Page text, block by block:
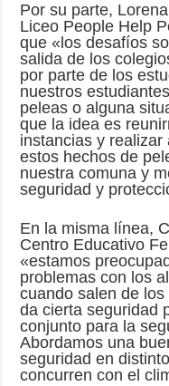
Por su parte,
Liceo People Help
que «los desafíos
salida de los
por parte de los
nuestros
peleas o alguna
que la idea es
instancias y
estos hechos de
nuestra comuna y
seguridad y
En la misma línea,
Centro Educativo
«estamos
problemas con los
cuando salen de
da cierta seguridad
conjunto para la
Abordamos una
seguridad en
concurren con el